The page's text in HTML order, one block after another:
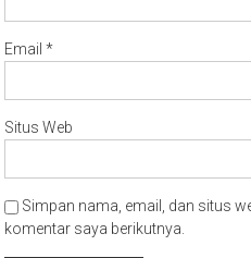
Email*
Situs Web
Simpan nama, email, dan situs
komentar saya berikutnya.